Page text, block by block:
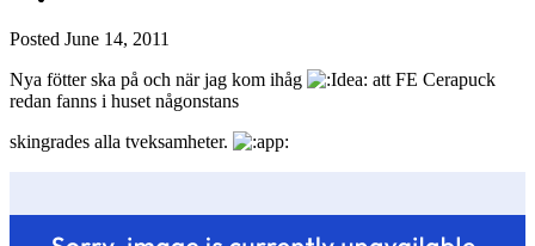
Posted June 14, 2011
Nya fötter ska på och när jag kom ihåg
att FE Cerapuck
redan fanns i huset någonstans
skingrades alla tveksamheter.